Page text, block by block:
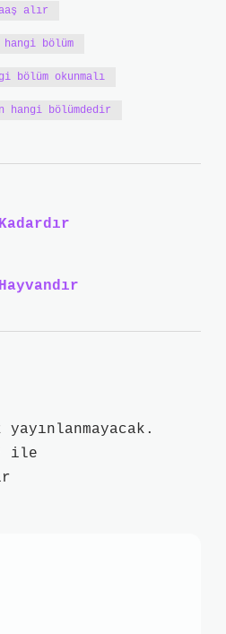
alır
bölüm
bölüm okunmalı
hangi bölümdedir
ile